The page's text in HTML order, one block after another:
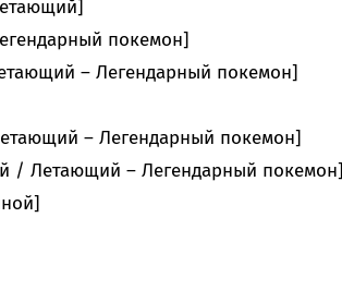
покемон]
– Легендарный покемон]
– Легендарный покемон]
/ Летающий – Легендарный покемон]